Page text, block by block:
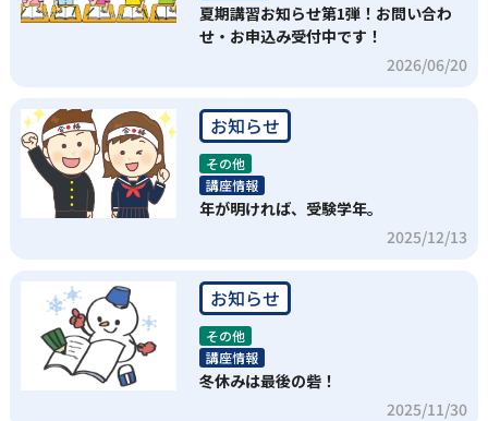
夏期講習お知らせ第1弾！お問い合わ
せ・お申込み受付中です！
2026/06/20
お知らせ
その他
講座情報
年が明ければ、受験学年。
2025/12/13
お知らせ
その他
講座情報
冬休みは最後の砦！
2025/11/30